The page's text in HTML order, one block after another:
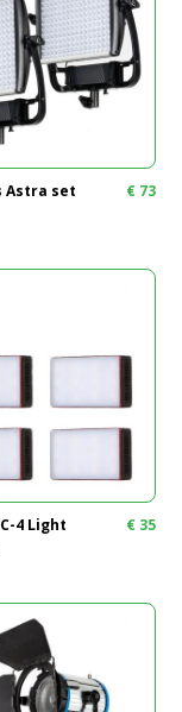
Astra set
€73
4 Light
€35